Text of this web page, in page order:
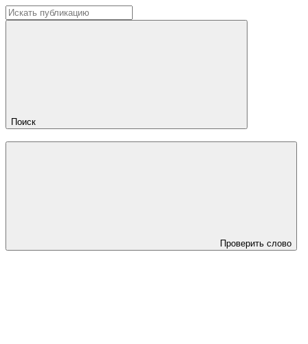
Поиск
Проверить слово